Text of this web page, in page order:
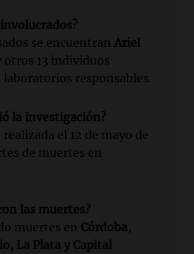
se encuentran Ariel
otros 13 individuos
laboratorios responsables.
la investigación?
el 12 de mayo de
de muertes en
las muertes?
muertes en Córdoba,
La Plata y Capital